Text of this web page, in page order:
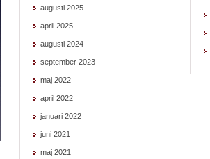
augusti 2025
april 2025
augusti 2024
september 2023
maj 2022
april 2022
januari 2022
juni 2021
maj 2021